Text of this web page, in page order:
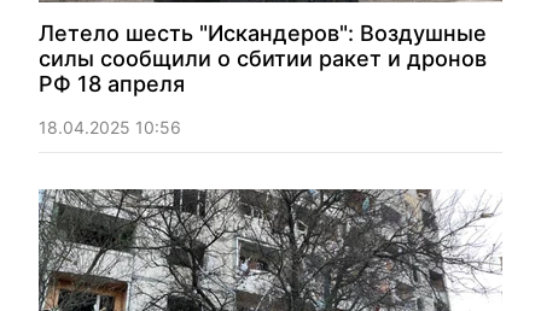
Летело шесть "Искандеров": Воздушные
силы сообщили о сбитии ракет и дронов
РФ 18 апреля
18.04.2025 10:56